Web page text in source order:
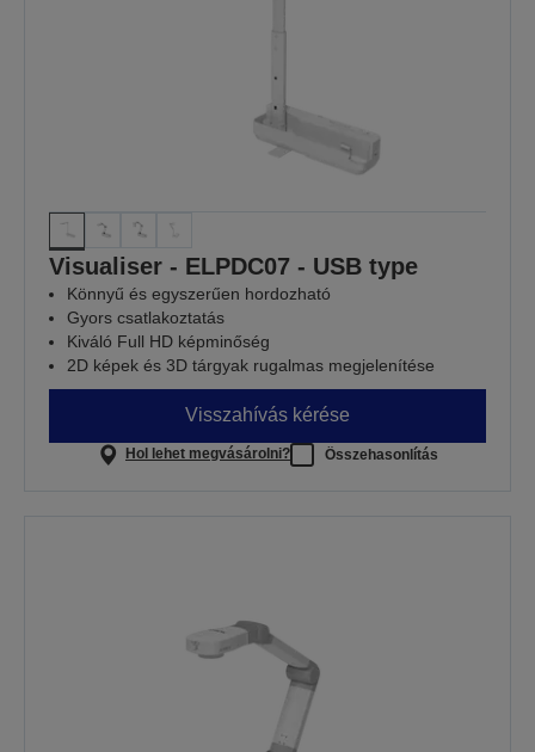
Visualiser - ELPDC07 - USB type
Könnyű és egyszerűen hordozható
Gyors csatlakoztatás
Kiváló Full HD képminőség
2D képek és 3D tárgyak rugalmas megjelenítése
Visszahívás kérése
Hol lehet megvásárolni? Összehasonlítás